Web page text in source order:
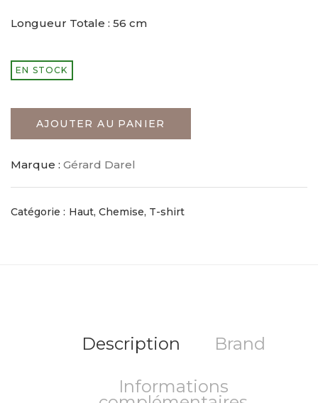
Longueur Totale : 56 cm
EN STOCK
AJOUTER AU PANIER
Marque : Gérard Darel
Catégorie : Haut, Chemise, T-shirt
Description Brand
Informations